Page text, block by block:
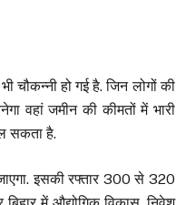
चौकन्नी हो गई है. जिन लोगों की
वहां जमीन की कीमतों में भारी
सकता है.
इसकी रफ्तार 300 से 320